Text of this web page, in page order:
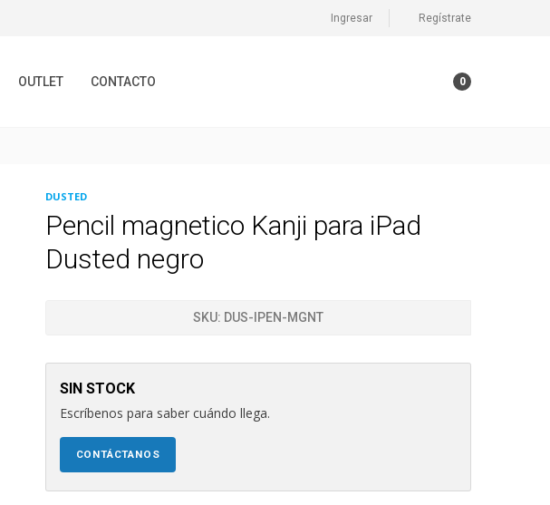
Ingresar Regístrate
OUTLET CONTACTO 0
DUSTED
Pencil magnetico Kanji para iPad
Dusted negro
SKU: DUS-IPEN-MGNT
SIN STOCK
Escríbenos para saber cuándo llega.
CONTÁCTANOS